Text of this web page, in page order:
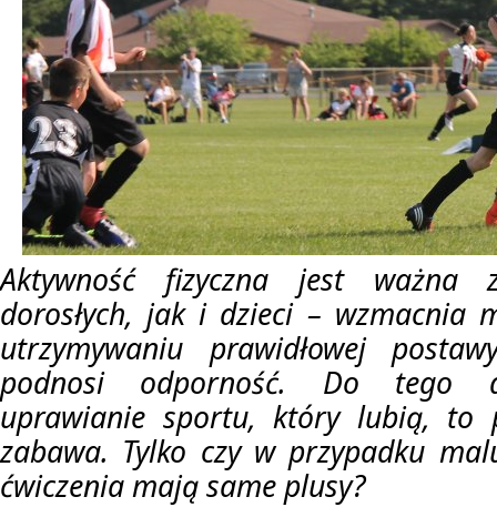
Aktywność fizyczna jest ważna
dorosłych, jak i dzieci – wzmacnia
utrzymywaniu prawidłowej
podnosi odporność. Do tego
uprawianie sportu, który lubią, to
zabawa. Tylko czy w przypadku
ćwiczenia mają same plusy?